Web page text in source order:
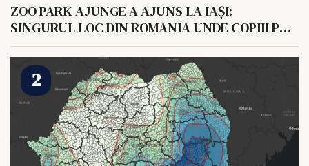
ZOO PARK AJUNGE A AJUNS LA IAȘI:
SINGURUL LOC DIN ROMANIA UNDE COPIII POT
HRANI UN ELEFANT